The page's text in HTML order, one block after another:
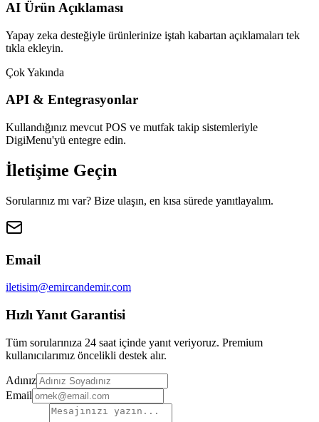
AI Ürün Açıklaması
Yapay zeka desteğiyle ürünlerinize iştah kabartan açıklamaları tek
tıkla ekleyin.
Çok Yakında
API & Entegrasyonlar
Kullandığınız mevcut POS ve mutfak takip sistemleriyle
DigiMenu'yü entegre edin.
İletişime Geçin
Sorularınız mı var? Bize ulaşın, en kısa sürede yanıtlayalım.
Email
iletisim@emircandemir.com
Hızlı Yanıt Garantisi
Tüm sorularınıza 24 saat içinde yanıt veriyoruz. Premium
kullanıcılarımız öncelikli destek alır.
Adınız
Email